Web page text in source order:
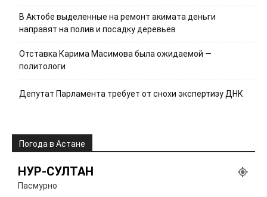
В Актобе выделенные на ремонт акимата деньги
направят на полив и посадку деревьев
Отставка Карима Масимова была ожидаемой —
политологи
Депутат Парламента требует от снохи экспертизу ДНК
Погода в Астане
НУР-СУЛТАН
Пасмурно